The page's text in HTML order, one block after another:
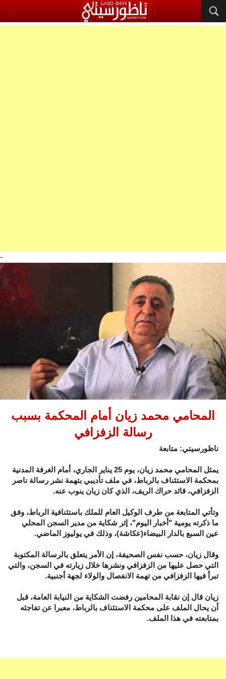
-
المحامي محمد زيان أمام المحكمة بسبب
رسالة الزفزافي
ناظورسيتي: متابعة
يمثل المحامي محمد زيان، يوم 25 يناير الجاري، أمام الغرفة المدنية
بمحكمة الاستئناف بالرباط، في ملف تأديبي بتهمة نشر رسالة ناصر
الزفزافي، قائد حراك الريف، الذي كان زيان ينوب عنه.
وتأتي المتابعة من طرف الوكيل العام للملك باستئنافية الرباط، وفق
ما ذكرته يومية "أخبار اليوم"، إثر شكاية من مدير السجن المحلي
عين السبع بالدار البيضاء(عكاشة)، وذلك في يوليوز الماضي.
وقال زيان، حسب نفس الصحيفة، إن الأمر يتعلق بالرسالة المكتوبة
التي حصل عليها من الزفزافي ونشرها خلال زيارته في السجن، والتي
تبرأ فيها الزفزافي من تهمة الانفصال والولاء لجهة أجنبية.
زيان قال إن نقابة المحامين رفضت الشكاية من النيابة العامة، قبل
أن يحال الملف على محكمة الاستئناف بالرباط، معبرا عن تفاجئه
بمتابعته في هذا الملف.